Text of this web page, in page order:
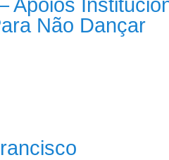
Não Dançar